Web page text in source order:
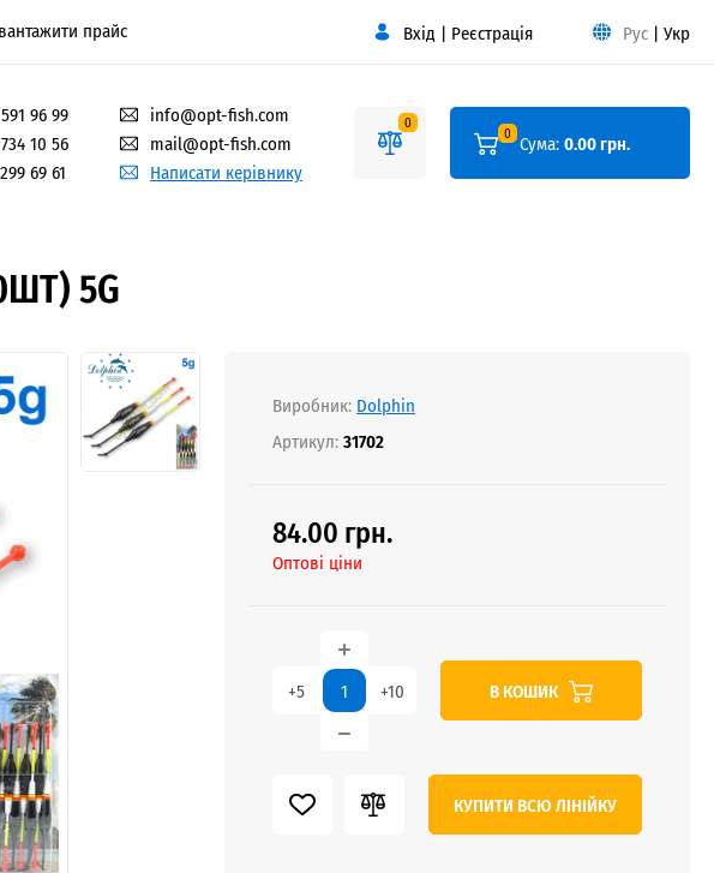
прайс Вхід | Реєстрація Рус | Укр
96 99
10 56
69 61
info@opt-fish.com
mail@opt-fish.com
Написати керівнику
0
0 Сума:0.00 грн.
5G
Виробник: Dolphin
Артикул:31702
84.00 грн.
Оптові ціни
+5 +10 В КОШИК
КУПИТИ ВСЮ ЛІНІЙКУ